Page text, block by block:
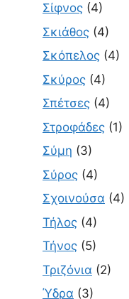
Σίφνος (4)
Σκιάθος (4)
Σκόπελος (4)
Σκύρος (4)
Σπέτσες (4)
Στροφάδες (1)
Σύμη (3)
Σύρος (4)
Σχοινούσα (4)
Τήλος (4)
Τήνος (5)
Τριζόνια (2)
Ύδρα (3)